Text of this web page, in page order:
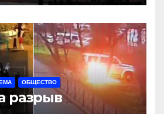
ОБЩЕСТВО
разрыв